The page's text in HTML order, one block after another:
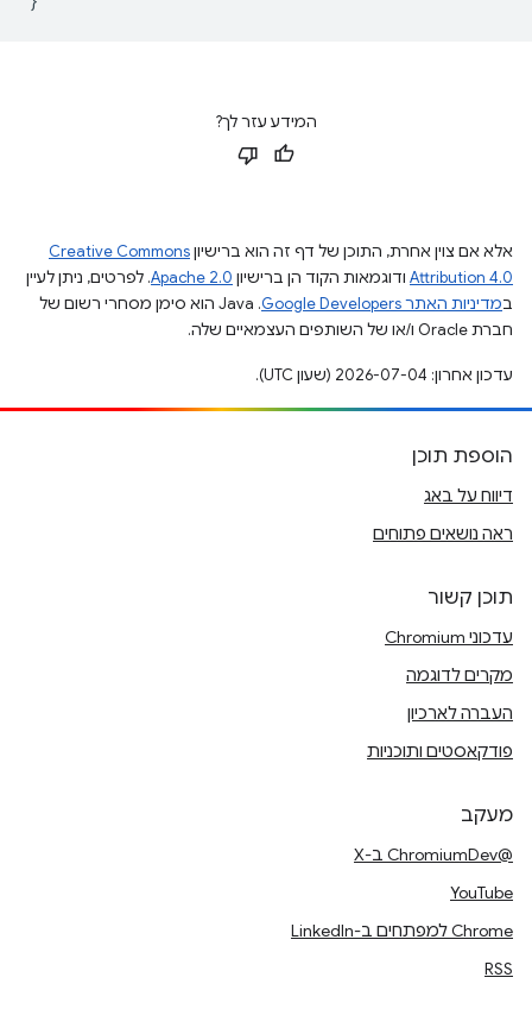
המידע עזר לך?
אלא אם צוין אחרת, התוכן של דף זה הוא ברישיוןCreative Commons
Attribution 4.0 ודוגמאות הקוד הן ברישיון Apache 2.0. לפרטים, ניתן לעיין
במדיניות האתר Google Developers‏
.‏ Java הוא סימן מסחרי רשום של
חברת Oracle ו/או של השותפים העצמאיים שלה.
עדכון אחרון: 2026-07-04 (שעון UTC).
הוספת תוכן
דיווח על באג
ראה נושאים פתוחים
תוכן קשור
עדכוני Chromium
מקרים לדוגמה
העברה לארכיון
פודקאסטים ותוכניות
מעקב
@ChromiumDev ב-X
YouTube
Chrome למפתחים ב-LinkedIn
RSS